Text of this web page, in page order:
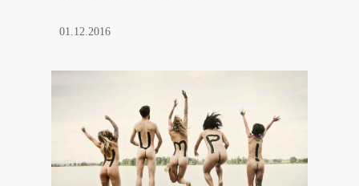
01.12.2016